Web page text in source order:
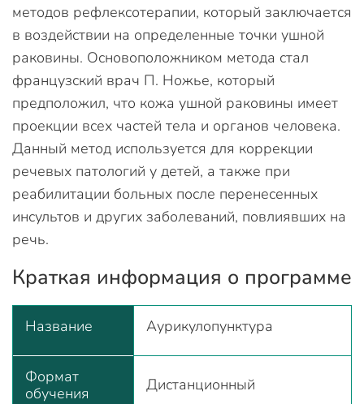
методов рефлексотерапии, который заключается
в воздействии на определенные точки ушной
раковины. Основоположником метода стал
французский врач П. Ножье, который
предположил, что кожа ушной раковины имеет
проекции всех частей тела и органов человека.
Данный метод используется для коррекции
речевых патологий у детей, а также при
реабилитации больных после перенесенных
инсультов и других заболеваний, повлиявших на
речь.
Краткая информация о программе
Название Аурикулопунктура
Формат
обучения
Дистанционный